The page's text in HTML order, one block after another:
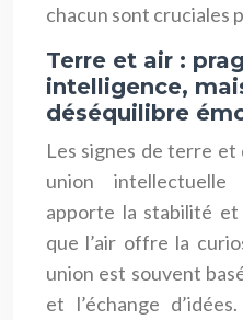
chacun sont cruciales
Terre et air :
intelligence,
déséquilibre
Les signes de terre et
union
apporte la stabilité et
que l’air offre la
union est souvent
et l’échange